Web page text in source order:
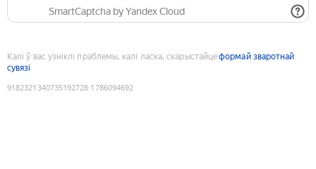
SmartCaptcha by Yandex Cloud
Калі ў вас узніклі праблемы, калі ласка, скарыстайцеформай зваротнай
сувязі
9182321340735192728:1786094692